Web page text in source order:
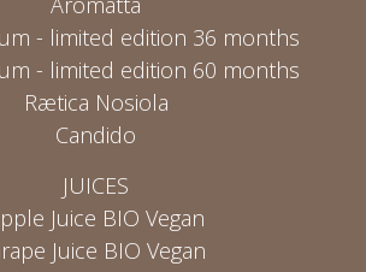
- limited edition 36 months
- limited edition 60 months
Rætica Nosiola
Candido
JUICES
Juice BIO Vegan
Juice BIO Vegan